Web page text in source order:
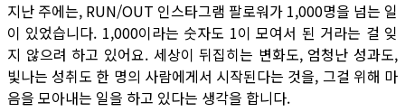
지난 주에는, RUN/OUT 인스타그램 팔로워가 1,000명을 넘는 일
이 있었습니다. 1,000이라는 숫자도 1이 모여서 된 거라는 걸 잊
지 않으려 하고 있어요. 세상이 뒤집히는 변화도, 엄청난 성과도,
빛나는 성취도 한 명의 사람에게서 시작된다는 것을, 그걸 위해 마
음을 모아내는 일을 하고 있다는 생각을 합니다.